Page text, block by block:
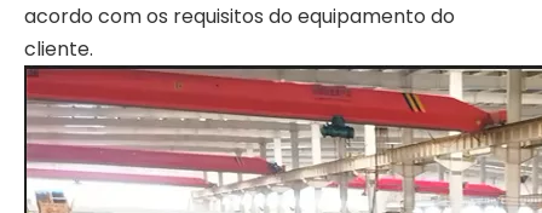
acordo com os requisitos do equipamento do
cliente.